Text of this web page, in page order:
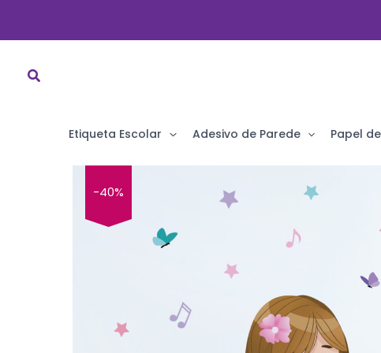
Ir
Etiqueta Escolar Adesivo de Parede Papel
-40%